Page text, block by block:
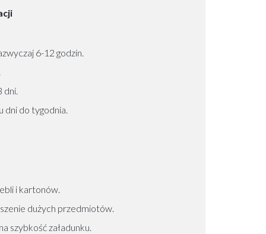
6-12 godzin.
dni.
dni do tygodnia.
i kartonów.
dużych przedmiotów.
szybkość załadunku.